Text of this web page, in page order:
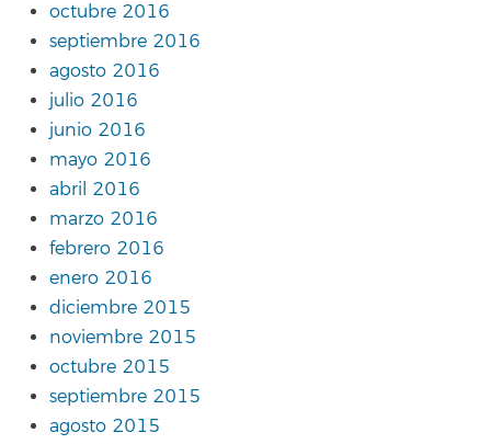
octubre 2016
septiembre 2016
agosto 2016
julio 2016
junio 2016
mayo 2016
abril 2016
marzo 2016
febrero 2016
enero 2016
diciembre 2015
noviembre 2015
octubre 2015
septiembre 2015
agosto 2015